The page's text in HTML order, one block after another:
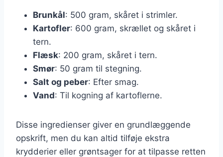
Brunkål: 500 gram, skåret i strimler.
Kartofler: 600 gram, skrællet og skåret i
tern.
Flæsk: 200 gram, skåret i tern.
Smør: 50 gram til stegning.
Salt og peber: Efter smag.
Vand: Til kogning af kartoflerne.
Disse ingredienser giver en grundlæggende
opskrift, men du kan altid tilføje ekstra
krydderier eller grøntsager for at tilpasse retten